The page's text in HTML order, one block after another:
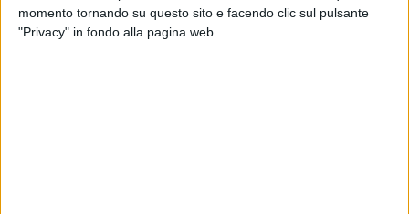
momento tornando su questo sito e facendo clic sul pulsante
"Privacy" in fondo alla pagina web.
brillanti affermazioni casalinghe in Supercoppa a spese di
Giulianova e Monopoli.